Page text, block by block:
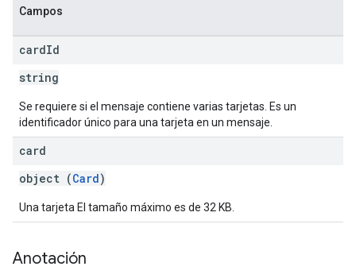
Campos
cardId
string
Se requiere si el mensaje contiene varias tarjetas. Es un
identificador único para una tarjeta en un mensaje.
card
object (Card)
Una tarjeta El tamaño máximo es de 32 KB.
Anotación